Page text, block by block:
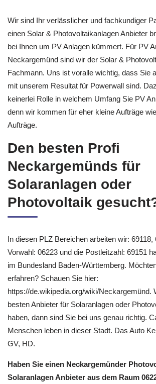
Wir sind Ihr verlässlicher und fachkundiger
einen Solar & Photovoltaikanlagen Anbieter
bei Ihnen um PV Anlagen kümmert. Für PV
Neckargemünd sind wir der Solar &
Fachmann. Uns ist voralle wichtig, dass Sie
mit unserem Resultat für Powerwall sind.
keinerlei Rolle in welchem Umfang Sie PV
Aufträge.
Den besten Profi
Neckargemünds für
Solaranlagen oder
In diesen PLZ Bereichen arbeiten wir: 69118,
Vorwahl: 06223 und die Postleitzahl: 69151
im Bundesland Baden-Württemberg.
erfahren? Schauen Sie hier:
https://de.wikipedia.org/wiki/Neckargemünd.
besten Anbieter für Solaranlagen oder
haben, dann sind Sie bei uns genau richtig.
GV, HD.